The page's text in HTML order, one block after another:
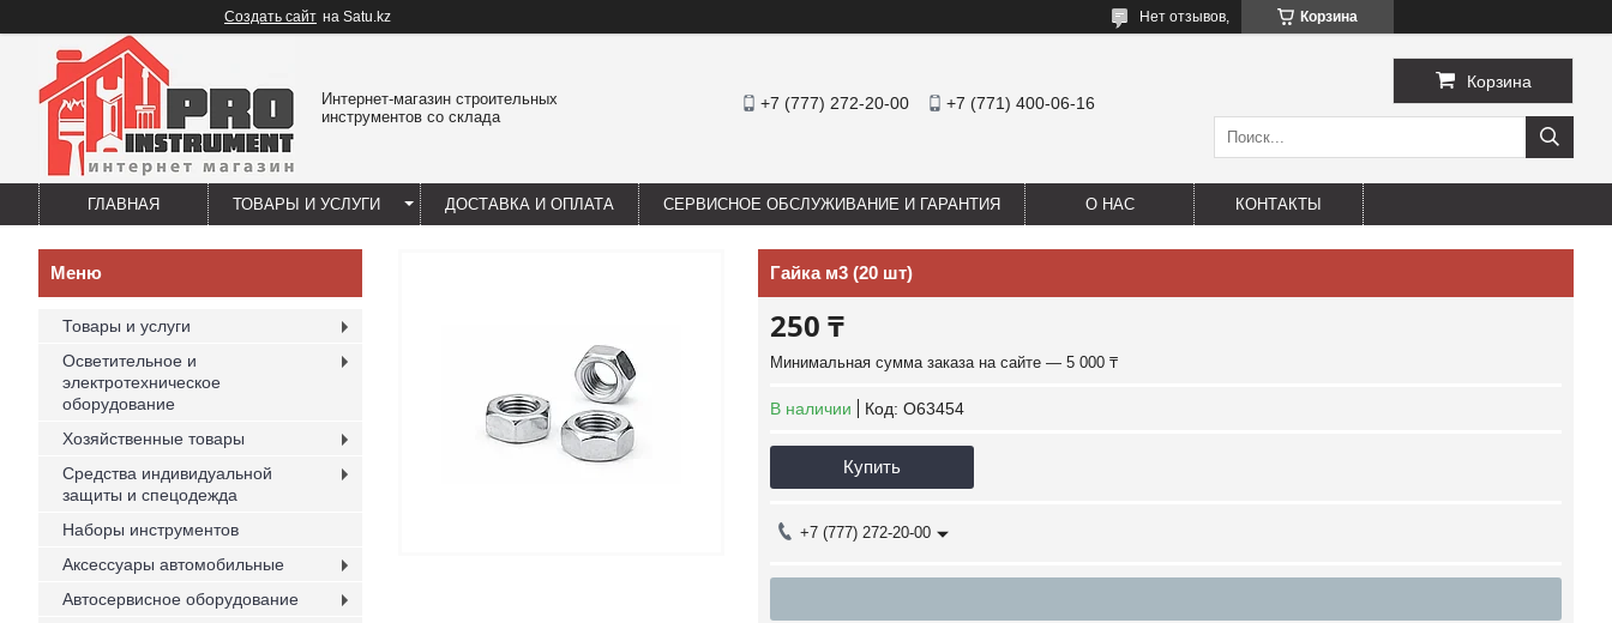
Создать сайт на Satu.kz Корзина
Нет отзывов,
Интернет-магазин строительных
инструментов со склада
+7 (777) 272-20-00 +7 (771) 400-06-16
Корзина
ГЛАВНАЯ ТОВАРЫ И УСЛУГИ ДОСТАВКА И ОПЛАТА СЕРВИСНОЕ ОБСЛУЖИВАНИЕ И ГАРАНТИЯ О НАС КОНТАКТЫ
Гайка м3 (20 шт)
250 ₸
Минимальная сумма заказа на сайте — 5 000 ₸
В наличии Код: O63454
Купить
+7 (777) 272-20-00
Товары и услуги
Осветительное и
электротехническое
оборудование
Хозяйственные товары
Средства индивидуальной
защиты и спецодежда
Наборы инструментов
Аксессуары автомобильные
Автосервисное оборудование